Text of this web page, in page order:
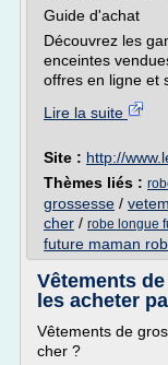
Guide d'achat
Découvrez les
enceintes
offres en ligne et
Lire la suite
Site : http://
Thèmes liés :
grossesse /
cher / robe longue
future maman
Vêtements
les acheter
Vêtements de
cher ?